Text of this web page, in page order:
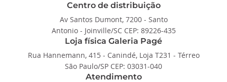
Centro de distribuição
Av Santos Dumont, 7200 - Santo
Antonio - Joinville/SC CEP: 89226-435
Loja física Galeria Pagé
Rua Hannemann, 415 - Canindé, Loja T231 - Térreo
São Paulo/SP CEP: 03031-040
Atendimento